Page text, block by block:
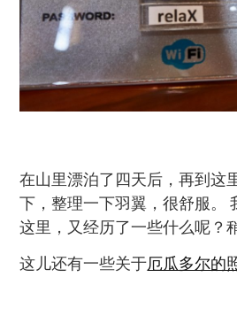
在山里漂泊了四天后，再到这
下，整理一下羽翼，很舒服。
这里，又经历了一些什么呢？
这儿还有一些关于厄瓜多尔的